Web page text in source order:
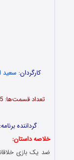
کارگردان: سعید
گرداننده
خلاصه داستان:
ضد یک بازی